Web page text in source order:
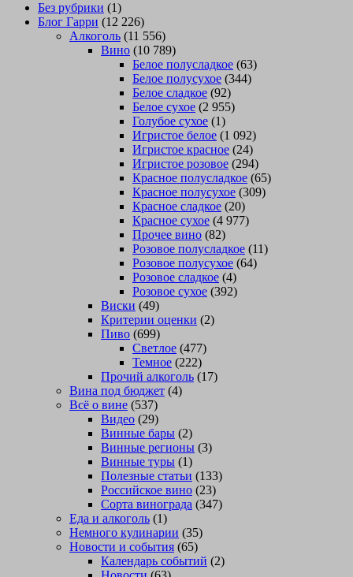
Без рубрики (1)
Блог Гарри (12 226)
Алкоголь (11 556)
Вино (10 789)
Белое полусладкое (63)
Белое полусухое (344)
Белое сладкое (92)
Белое сухое (2 955)
Голубое сухое (1)
Игристое белое (1 092)
Игристое красное (24)
Игристое розовое (294)
Красное полусладкое (65)
Красное полусухое (309)
Красное сладкое (20)
Красное сухое (4 977)
Прочее вино (82)
Розовое полусладкое (11)
Розовое полусухое (64)
Розовое сладкое (4)
Розовое сухое (392)
Виски (49)
Критерии оценки (2)
Пиво (699)
Светлое (477)
Темное (222)
Прочий алкоголь (17)
Вина под бюджет (4)
Всё о вине (537)
Видео (29)
Винные бары (2)
Винные регионы (3)
Винные туры (1)
Полезные статьи (133)
Российское вино (23)
Сорта винограда (347)
Еда и алкоголь (1)
Немного кулинарии (35)
Новости и события (65)
Календарь событий (2)